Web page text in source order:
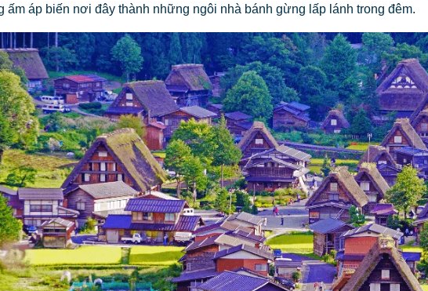
ấm áp biến nơi đây thành những ngôi nhà bánh gừng lấp lánh trong đêm.